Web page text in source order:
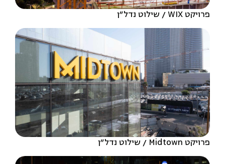
פרויקט WIX שילוט נדל״ן
פרויקט Midtown שילוט נדל״ן